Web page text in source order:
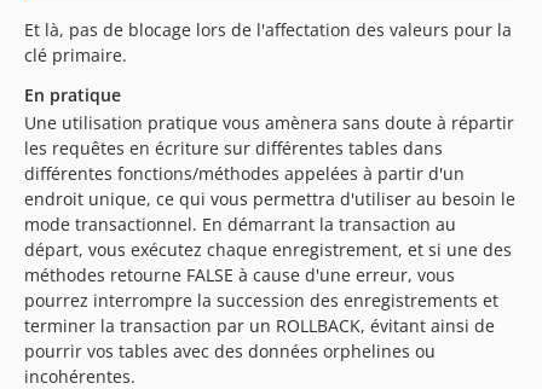
Et là, pas de blocage lors de l'affectation des valeurs pour la
clé primaire.
En pratique
Une utilisation pratique vous amènera sans doute à répartir
les requêtes en écriture sur différentes tables dans
différentes fonctions/méthodes appelées à partir d'un
endroit unique, ce qui vous permettra d'utiliser au besoin le
mode transactionnel. En démarrant la transaction au
départ, vous exécutez chaque enregistrement, et si une des
méthodes retourne FALSE à cause d'une erreur, vous
pourrez interrompre la succession des enregistrements et
terminer la transaction par un ROLLBACK, évitant ainsi de
pourrir vos tables avec des données orphelines ou
incohérentes.